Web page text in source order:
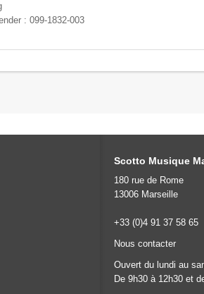
: 099-1832-003
Scotto Musique
180 rue de Rome
13006 Marseille
+33 (0)4 91 37 58 65
Nous contacter
Ouvert du lundi au
De 9h30 à 12h30 et